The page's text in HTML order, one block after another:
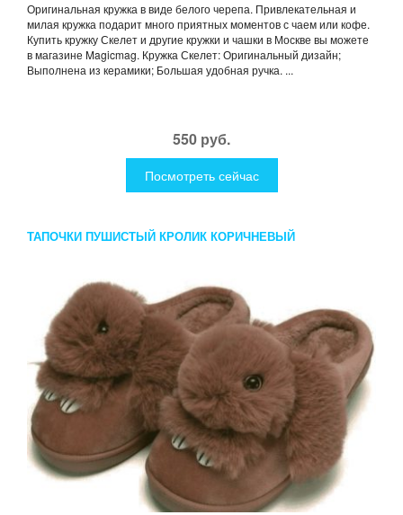
Оригинальная кружка в виде белого черепа. Привлекательная и
милая кружка подарит много приятных моментов с чаем или кофе.
Купить кружку Скелет и другие кружки и чашки в Москве вы можете
в магазине Magicmag. Кружка Скелет: Оригинальный дизайн;
Выполнена из керамики; Большая удобная ручка. ...
550 руб.
Посмотреть сейчас
ТАПОЧКИ ПУШИСТЫЙ КРОЛИК КОРИЧНЕВЫЙ